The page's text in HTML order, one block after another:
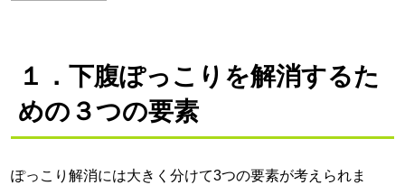
１． 下腹ぽっこりを解消するた
めの３つの要素
ぽっこり解消には大きく分けて3つの要素が考えられま